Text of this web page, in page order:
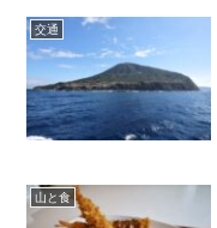
交通
山と食